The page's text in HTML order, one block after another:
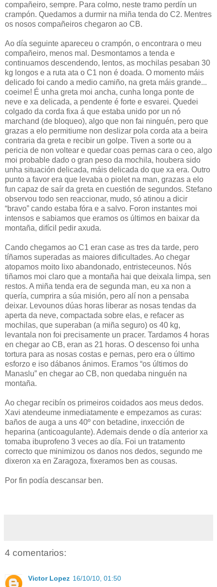
compañeiro, sempre. Para colmo, neste tramo perdín un
crampón. Quedamos a durmir na miña tenda do C2. Mentres
os nosos compañeiros chegaron ao CB.
Ao día seguinte apareceu o crampón, o encontrara o meu
compañeiro, menos mal. Desmontamos a tenda e
continuamos descendendo, lentos, as mochilas pesaban 30
kg longos e a ruta ata o C1 non é doada. O momento máis
delicado foi cando a medio camiño, na greta máis grande...
coeime! É unha greta moi ancha, cunha longa ponte de
neve e xa delicada, a pendente é forte e esvarei. Quedei
colgado da corda fixa á que estaba unido por un nó
marchand (de bloqueo), algo que non fai ninguén, pero que
grazas a elo permitiume non deslizar pola corda ata a beira
contraria da greta e recibir un golpe. Tiven a sorte ou a
pericia de non voltear e quedar coas pernas cara o ceo, algo
moi probable dado o gran peso da mochila, houbera sido
unha situación delicada, máis delicada do que xa era. Outro
punto a favor era que levaba o piolet na man, grazas a elo
fun capaz de saír da greta en cuestión de segundos. Stefano
observou todo sen reaccionar, mudo, só atinou a dicir
“bravo” cando estaba fóra e a salvo. Foron instantes moi
intensos e sabiamos que eramos os últimos en baixar da
montaña, difícil pedir axuda.
Cando chegamos ao C1 eran case as tres da tarde, pero
tíñamos superadas as maiores dificultades. Ao chegar
atopamos moito lixo abandonado, entristeceunos. Nós
tiñamos moi claro que a montaña hai que deixala limpa, sen
restos. A miña tenda era de segunda man, eu xa non a
quería, cumprira a súa misión, pero alí non a pensaba
deixar. Levounos dúas horas liberar as nosas tendas da
aperta da neve, compactada sobre elas, e refacer as
mochilas, que superaban (a miña seguro) os 40 kg,
levantala non foi precisamente un pracer. Tardamos 4 horas
en chegar ao CB, eran as 21 horas. O descenso foi unha
tortura para as nosas costas e pernas, pero era o último
esforzo e iso dábanos ánimos. Eramos “os últimos do
Manaslu” en chegar ao CB, non quedaba ninguén na
montaña.
Ao chegar recibín os primeiros coidados aos meus dedos.
Xavi atendeume inmediatamente e empezamos as curas:
baños de auga a uns 40º con betadine, inxección de
heparina (anticoagulante). Ademais dende o día anterior xa
tomaba ibuprofeno 3 veces ao día. Foi un tratamento
correcto que minimizou os danos nos dedos, segundo me
dixeron xa en Zaragoza, fixeramos ben as cousas.
Por fin podía descansar ben.
4 comentarios:
Victor Lopez 16/10/10, 01:50